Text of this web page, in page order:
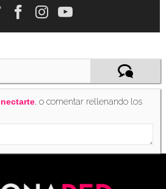
, o comentar rellenando los